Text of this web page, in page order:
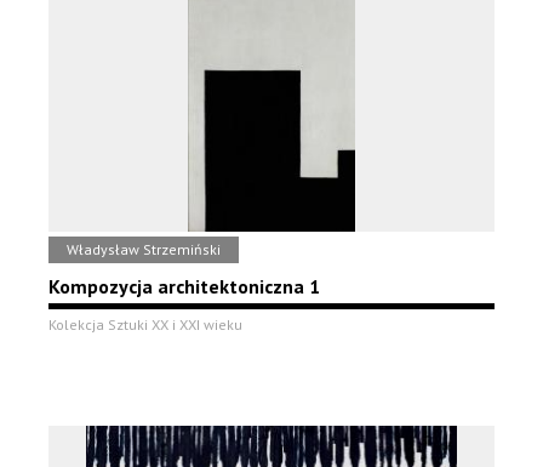
Władysław Strzemiński
Kompozycja architektoniczna 1
Kolekcja Sztuki XX i XXI wieku